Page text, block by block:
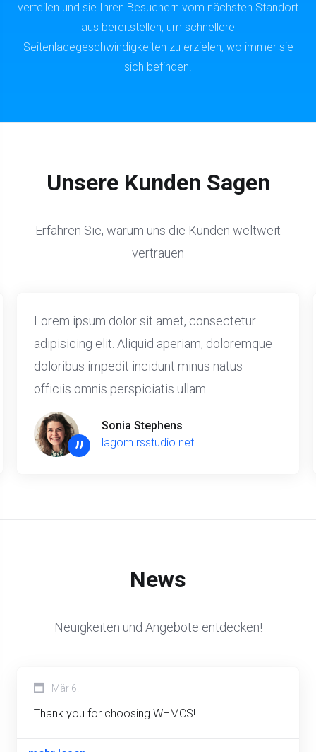
verteilen und sie Ihren Besuchern vom nächsten Standort
aus bereitstellen, um schnellere
Seitenladegeschwindigkeiten zu erzielen, wo immer sie
sich befinden.
Unsere Kunden Sagen
Erfahren Sie, warum uns die Kunden weltweit
vertrauen
Lorem ipsum dolor sit amet, consectetur
adipisicing elit. Aliquid aperiam, doloremque
doloribus impedit incidunt minus natus
officiis omnis perspiciatis ullam.
”
Sonia Stephens
lagom.rsstudio.net
News
Neuigkeiten und Angebote entdecken!
Mär 6.
Thank you for choosing WHMCS!